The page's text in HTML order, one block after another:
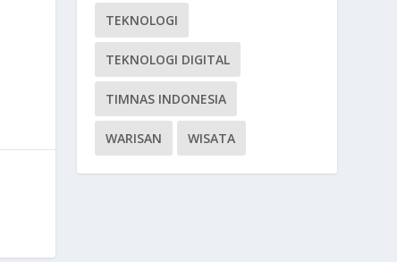
TEKNOLOGI
TEKNOLOGI DIGITAL
TIMNAS INDONESIA
WARISAN WISATA